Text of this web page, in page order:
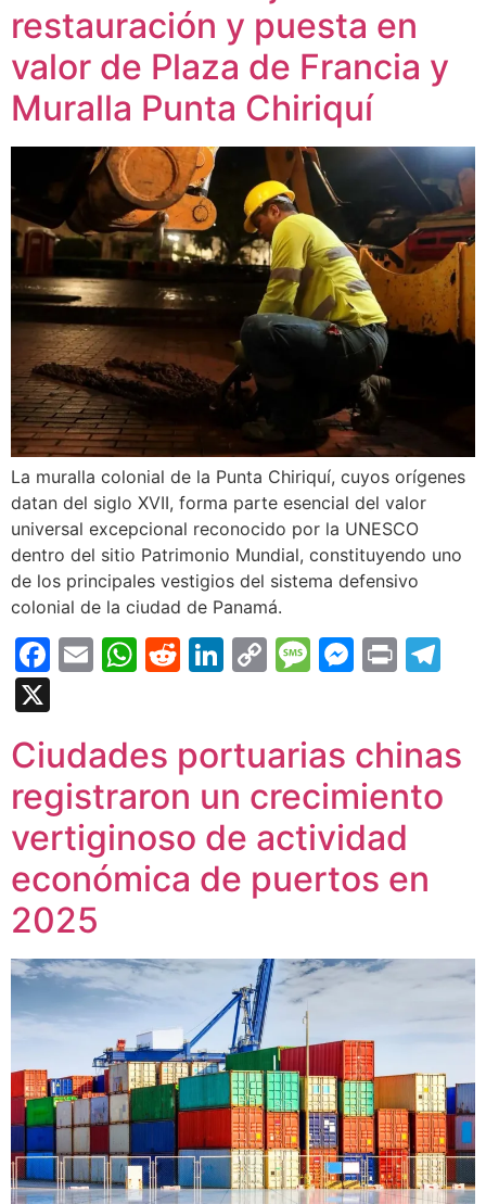
restauración y puesta en
valor de Plaza de Francia y
Muralla Punta Chiriquí
La muralla colonial de la Punta Chiriquí, cuyos orígenes
datan del siglo XVII, forma parte esencial del valor
universal excepcional reconocido por la UNESCO
dentro del sitio Patrimonio Mundial, constituyendo uno
de los principales vestigios del sistema defensivo
colonial de la ciudad de Panamá.
Facebook
EmailWhatsApp
Reddit
LinkedIn
CopyMessage
Print
Ciudades portuarias chinas
registraron un crecimiento
vertiginoso de actividad
económica de puertos en
2025